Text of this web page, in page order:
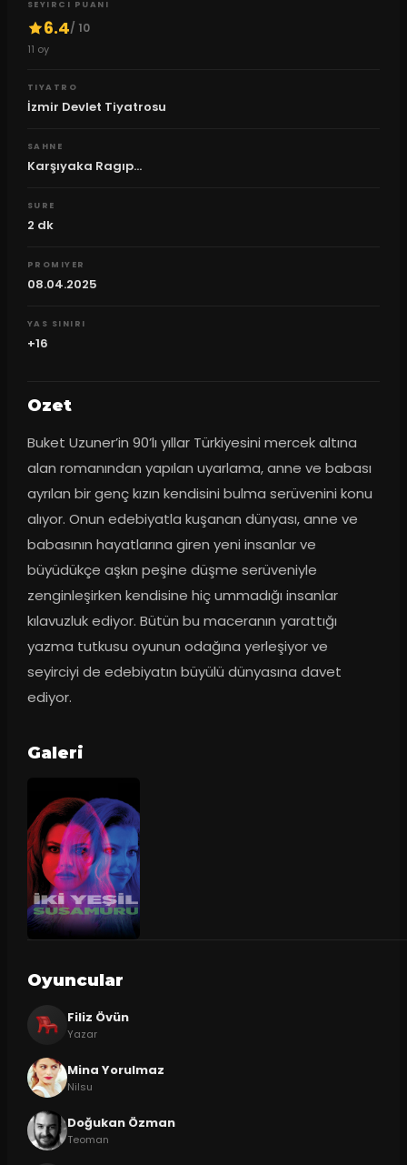
SEYIRCI PUANI
6.4/ 10
11 oy
TIYATRO
İzmir Devlet Tiyatrosu
SAHNE
Karşıyaka Ragıp...
SURE
2 dk
PROMIYER
08.04.2025
YAS SINIRI
+16
Ozet
Buket Uzuner’in 90’lı yıllar Türkiyesini mercek altına
alan romanından yapılan uyarlama, anne ve babası
ayrılan bir genç kızın kendisini bulma serüvenini konu
alıyor. Onun edebiyatla kuşanan dünyası, anne ve
babasının hayatlarına giren yeni insanlar ve
büyüdükçe aşkın peşine düşme serüveniyle
zenginleşirken kendisine hiç ummadığı insanlar
kılavuzluk ediyor. Bütün bu maceranın yarattığı
yazma tutkusu oyunun odağına yerleşiyor ve
seyirciyi de edebiyatın büyülü dünyasına davet
ediyor.
Galeri
Oyuncular
Filiz Övün
Yazar
Mina Yorulmaz
Nilsu
Doğukan Özman
Teoman